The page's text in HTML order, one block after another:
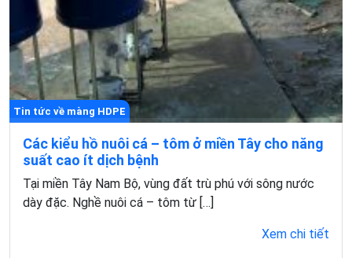
Tin tức về màng HDPE
Các kiểu hồ nuôi cá – tôm ở miền Tây cho năng
suất cao ít dịch bệnh
Tại miền Tây Nam Bộ, vùng đất trù phú với sông nước
dày đặc. Nghề nuôi cá – tôm từ […]
Xem chi tiết